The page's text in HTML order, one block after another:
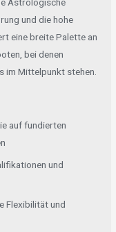
und die hohe
eine breite Palette an
bei denen
im Mittelpunkt stehen.
auf fundierten
und
Flexibilität und